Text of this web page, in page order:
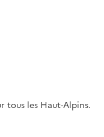
tous les Haut-Alpins.